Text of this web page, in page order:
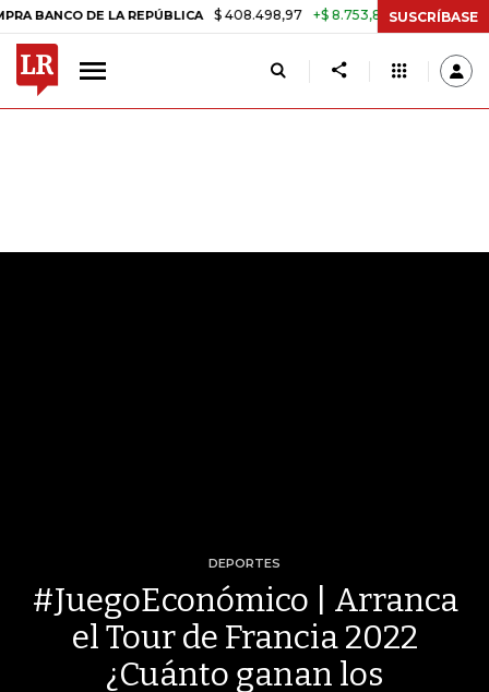
DE LA REPÚBLICA $ 408.498,97 +$ 8.753,81 +2,19% TASA DE
SUSCRÍBASE
DEPORTES
#JuegoEconómico | Arranca
el Tour de Francia 2022
¿Cuánto ganan los